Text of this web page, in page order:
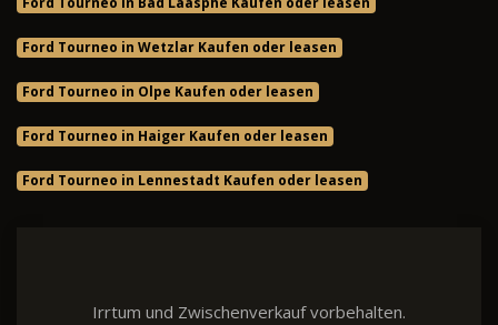
Ford Tourneo in Wetzlar Kaufen oder leasen
Ford Tourneo in Olpe Kaufen oder leasen
Ford Tourneo in Haiger Kaufen oder leasen
Ford Tourneo in Lennestadt Kaufen oder leasen
Irrtum und Zwischenverkauf vorbehalten.